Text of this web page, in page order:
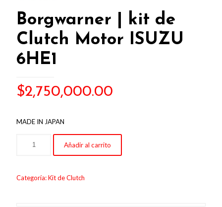
Borgwarner | kit de
Clutch Motor ISUZU
6HE1
$2,750,000.00
MADE IN JAPAN
Añadir al carrito
Categoría:Kit de Clutch